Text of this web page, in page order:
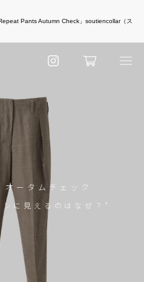
Pants Autumn Check」soutiencollar（ス
オータムチェック
に見えるのはなぜ？"